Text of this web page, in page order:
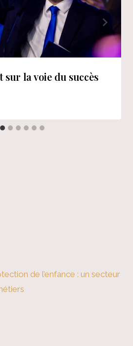
sur la voie du succès
de l’enfance : un secteur